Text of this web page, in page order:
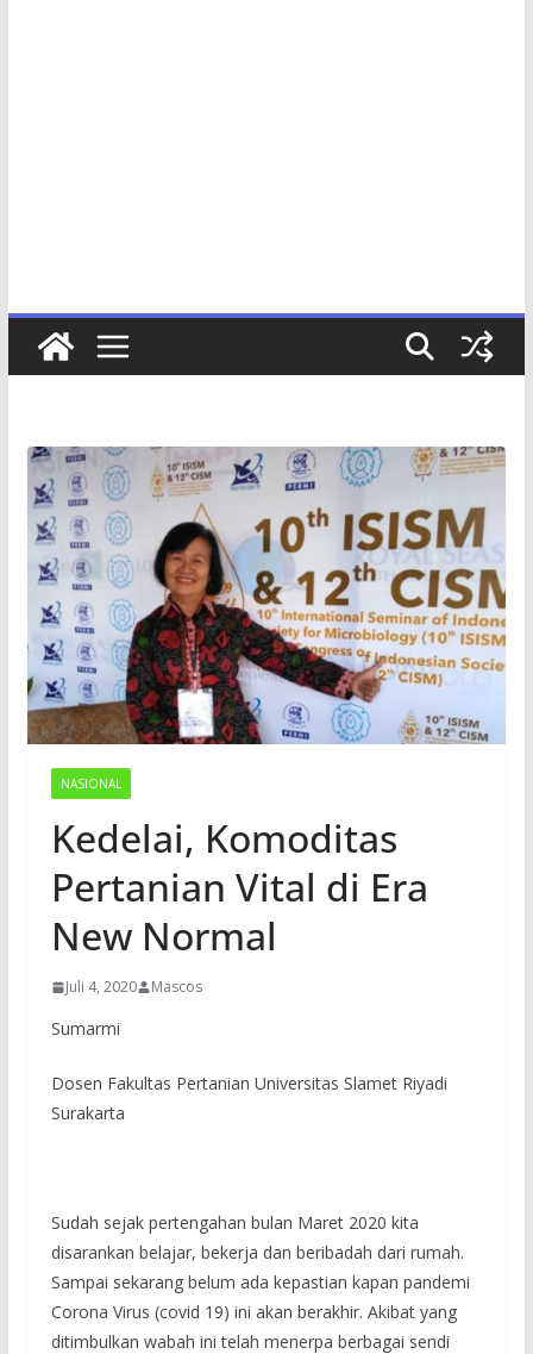
NASIONAL
Kedelai, Komoditas
Pertanian Vital di Era
New Normal
Juli 4, 2020 Mascos
Sumarmi
Dosen Fakultas Pertanian Universitas Slamet Riyadi
Surakarta
Sudah sejak pertengahan bulan Maret 2020 kita
disarankan belajar, bekerja dan beribadah dari rumah.
Sampai sekarang belum ada kepastian kapan pandemi
Corona Virus (covid 19) ini akan berakhir. Akibat yang
ditimbulkan wabah ini telah menerpa berbagai sendi